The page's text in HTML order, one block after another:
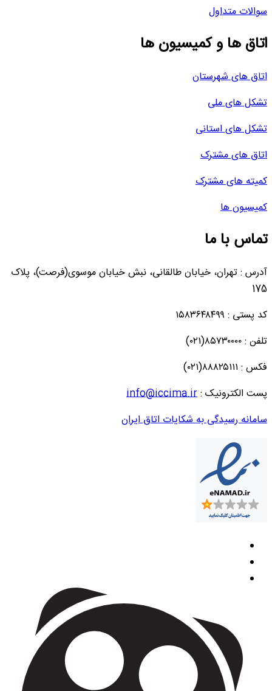
سوالات متداول
اتاق ها و کمیسیون ها
اتاق های شهرستان
تشکل های ملی
تشکل های استانی
اتاق های مشترک
کمیته های مشترک
کمیسیون ها
تماس با ما
آدرس : تهران، خیابان طالقانی، نبش خیابان موسوی(فرصت)، پلاک
175
کد پستی : ۱۵۸۳۶۴۸۴۹۹
تلفن : ۸۵۷۳۰۰۰۰(۰۲۱)
فکس : ۸۸۸۲۵۱۱۱(۰۲۱)
پست الکترونیک :info@iccima.ir
سامانه رسیدگی به شکایات اتاق ایران